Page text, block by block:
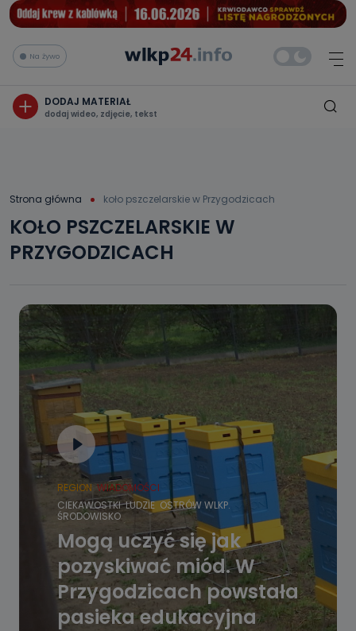
Na żywo
DODAJ MATERIAŁ
dodaj wideo, zdjęcie, tekst
Strona główna koło pszczelarskie w Przygodzicach
KOŁO PSZCZELARSKIE W
PRZYGODZICACH
REGION WIADOMOŚCI
CIEKAWOSTKI LUDZIE OSTRÓW WLKP.
ŚRODOWISKO
Mogą uczyć się jak
pozyskiwać miód. W
Przygodzicach powstała
pasieka edukacyjna